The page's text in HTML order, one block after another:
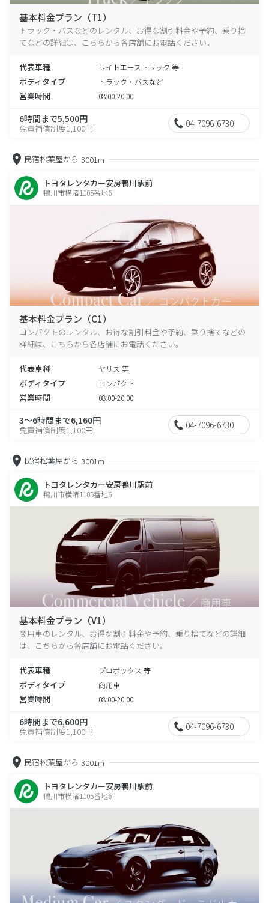
基本料金プラン（T1）
トラック・バスなどのレンタル、お得な割引料金や予約、乗り捨
てなどの詳細は、こちらから各店舗にお電話ください。
代表車種 ライトエーストラック 等
ボディタイプ トラック・バスなど
営業時間 08:00-20:00
6時間まで5,500円
免責補償制度1,100円 04-7096-6730
民宿松葉屋から 3001m
トヨタレンタカー安房鴨川駅前
鴨川市横渚1105番地6
基本料金プラン（C1）
コンパクトのレンタル、お得な割引料金や予約、乗り捨てなどの
詳細は、こちらから各店舗にお電話ください。
代表車種 ヤリス 等
ボディタイプ コンパクト
営業時間 08:00-20:00
3～6時間まで6,160円
免責補償制度1,100円 04-7096-6730
民宿松葉屋から 3001m
トヨタレンタカー安房鴨川駅前
鴨川市横渚1105番地6
基本料金プラン（V1）
商用車のレンタル、お得な割引料金や予約、乗り捨てなどの詳細
は、こちらから各店舗にお電話ください。
代表車種 プロボックス 等
ボディタイプ 商用車
営業時間 08:00-20:00
6時間まで6,600円
免責補償制度1,100円 04-7096-6730
民宿松葉屋から 3001m
トヨタレンタカー安房鴨川駅前
鴨川市横渚1105番地6